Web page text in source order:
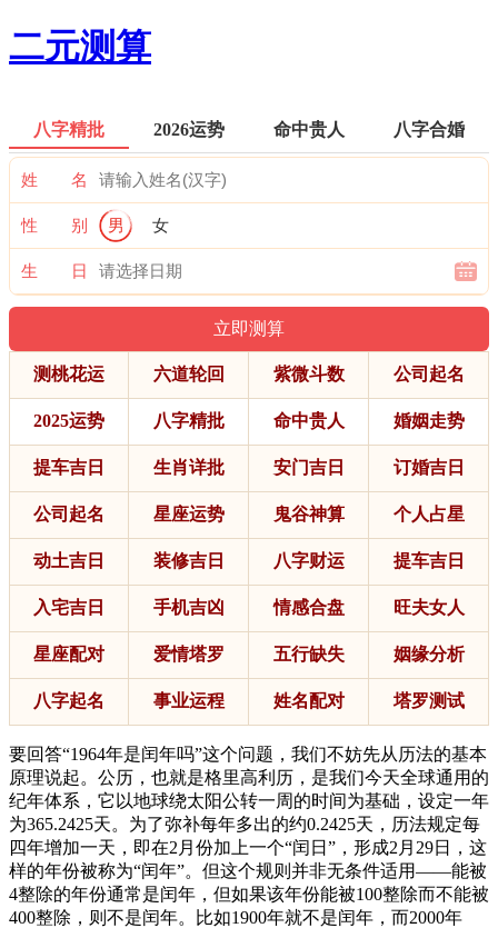
二元测算
八字精批 2026运势 命中贵人 八字合婚
姓 名
性 别 男 女
生 日
测桃花运 六道轮回 紫微斗数 公司起名
2025运势 八字精批 命中贵人 婚姻走势
提车吉日 生肖详批 安门吉日 订婚吉日
公司起名 星座运势 鬼谷神算 个人占星
动土吉日 装修吉日 八字财运 提车吉日
入宅吉日 手机吉凶 情感合盘 旺夫女人
星座配对 爱情塔罗 五行缺失 姻缘分析
八字起名 事业运程 姓名配对 塔罗测试
要回答“1964年是闰年吗”这个问题，我们不妨先从历法的基本
原理说起。公历，也就是格里高利历，是我们今天全球通用的
纪年体系，它以地球绕太阳公转一周的时间为基础，设定一年
为365.2425天。为了弥补每年多出的约0.2425天，历法规定每
四年增加一天，即在2月份加上一个“闰日”，形成2月29日，这
样的年份被称为“闰年”。但这个规则并非无条件适用——能被
4整除的年份通常是闰年，但如果该年份能被100整除而不能被
400整除，则不是闰年。比如1900年就不是闰年，而2000年